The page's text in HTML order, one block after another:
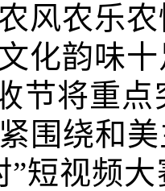
风农乐
化韵味
节将重
围绕和
”短视频